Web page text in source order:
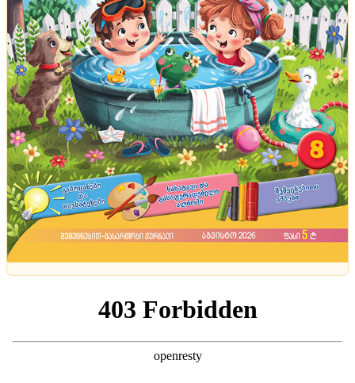
ტენდენციები
აეროპორტი, წყალქვეშა ნავი და შუშის ციხესიმაგრე
- ცნობილი ადამიანების ყველაზე უჩვეულო
სახლები